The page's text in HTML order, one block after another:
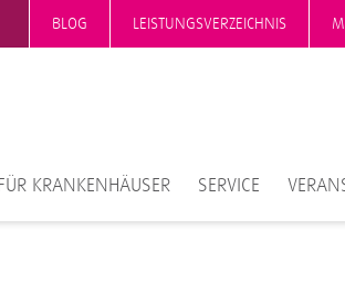
BLOG LEISTUNGSVERZEICHNIS
FÜR KRANKENHÄUSER SERVICE